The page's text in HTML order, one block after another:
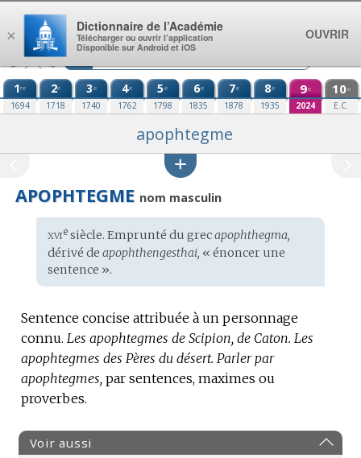
Aller au contenu
1re
1694
2e
1718
3e
1740
4e
1762
5e
1798
6e
1835
7e
1878
8e
1935
9e
2024
10e
E.C.
apophtegme
APOPHTEGME nom masculin
Étymologie
:
xviesiècle. Emprunté du grecapophthegma,
dérivé de apophthengesthai, « énoncer une
sentence ».
Sentence concise attribuée à un personnage
connu. Les apophtegmes de Scipion, de Caton. Les
apophtegmes des Pères du désert. Parler par
apophtegmes, par sentences, maximes ou
proverbes.
Voir aussi
×
Dictionnaire de l’Académie
Télécharger ou ouvrir l’application
Disponible sur Android et iOS
OUVRIR